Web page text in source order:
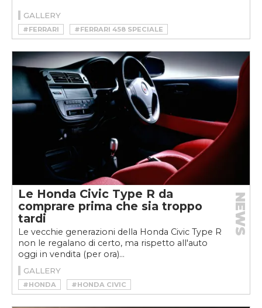
GALLERY
#FERRARI #FERRARI 458 SPECIALE
Le Honda Civic Type R da
comprare prima che sia troppo
tardi
Le vecchie generazioni della Honda Civic Type R
non le regalano di certo, ma rispetto all'auto
oggi in vendita (per ora)...
NEWS
GALLERY
#HONDA
#HONDA CIVIC
#HONDA CIVIC TYPE R